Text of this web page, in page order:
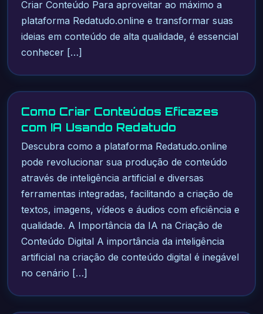
Criar Conteúdo Para aproveitar ao máximo a
plataforma Redatudo.online e transformar suas
ideias em conteúdo de alta qualidade, é essencial
conhecer […]
Como Criar Conteúdos Eficazes
com IA Usando Redatudo
Descubra como a plataforma Redatudo.online
pode revolucionar sua produção de conteúdo
através de inteligência artificial e diversas
ferramentas integradas, facilitando a criação de
textos, imagens, vídeos e áudios com eficiência e
qualidade. A Importância da IA na Criação de
Conteúdo Digital A importância da inteligência
artificial na criação de conteúdo digital é inegável
no cenário […]